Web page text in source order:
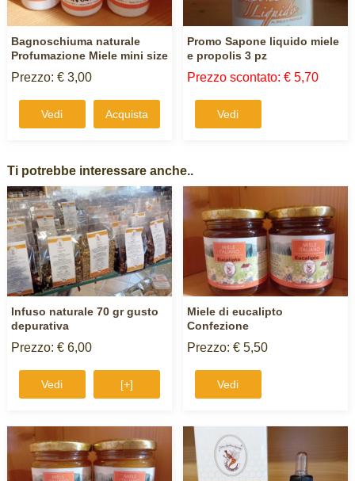
Bagnoschiuma naturale
Profumazione Miele mini size
Prezzo: € 3,00
Vedi Acquista
Promo Sapone liquido miele
e propolis 3 pz
Prezzo scontato: € 5,70
Vedi
Ti potrebbe interessare anche..
Infuso naturale 70 gr gusto
depurativa
Prezzo: € 6,00
Vedi [+]
Miele di eucalipto
Confezione
Prezzo: € 5,50
Vedi